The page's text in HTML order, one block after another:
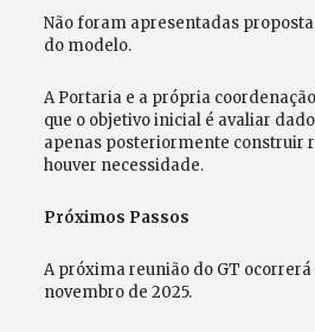
Não foram apresentadas
do modelo.
A Portaria e a própria
que o objetivo inicial é avaliar
apenas posteriormente construir
houver necessidade.
Próximos Passos
A próxima reunião do GT ocorrerá
novembro de 2025.